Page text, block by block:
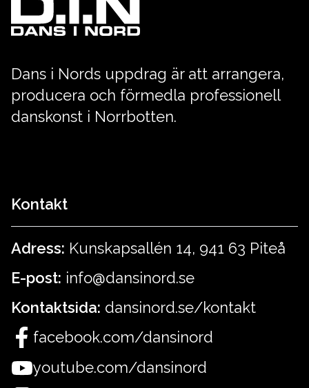
Dans i Nords uppdrag är att arrangera,
producera och förmedla professionell
danskonst i Norrbotten.
Kontakt
Adress: Kunskapsallén 14, 941 63 Piteå
E-post: info@dansinord.se
Kontaktsida: dansinord.se/kontakt
facebook.com/dansinord
youtube.com/dansinord